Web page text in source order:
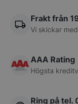
Frakt från
Vi skickar med
AAA Rating
Högsta
Ring på tel.